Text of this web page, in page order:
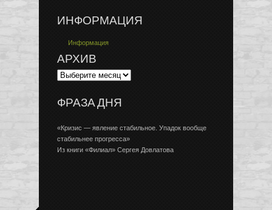
ИНФОРМАЦИЯ
Информация
АРХИВ
ФРАЗА ДНЯ
«Кризис — явление стабильное. Упадок вообще
стабильнее прогресса»
Из книги «Филиал» Сергея Довлатова